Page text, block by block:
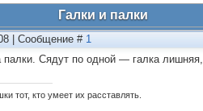
Галки и палки
| Сообщение # 1
палки. Сядут по одной — галка
тот, кто умеет их расставлять.